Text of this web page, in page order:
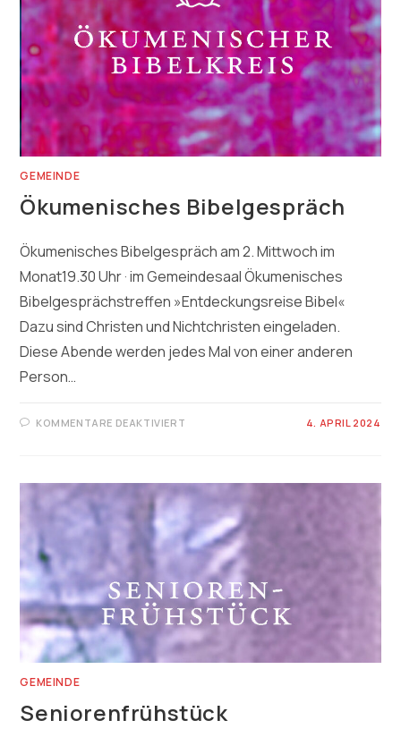
GEMEINDE
Ökumenisches Bibelgespräch
Ökumenisches Bibelgespräch am 2. Mittwoch im
Monat19.30 Uhr · im Gemeindesaal Ökumenisches
Bibelgesprächstreffen »Entdeckungsreise Bibel«
Dazu sind Christen und Nichtchristen eingeladen.
Diese Abende werden jedes Mal von einer anderen
Person…
KOMMENTARE DEAKTIVIERT 4. APRIL 2024
GEMEINDE
Seniorenfrühstück